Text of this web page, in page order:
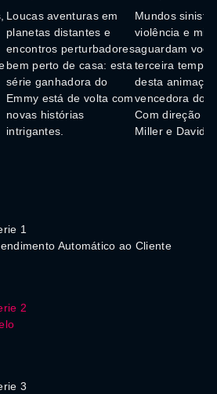
Loucas aventuras em
planetas distantes e
encontros perturbadores
bem perto de casa: esta
série ganhadora do
Emmy está de volta com
novas histórias
intrigantes.
Mundos
violência e
aguardam
terceira
desta animação
vencedora do
Com direção
Miller e David
1
Automático ao Cliente
2
3